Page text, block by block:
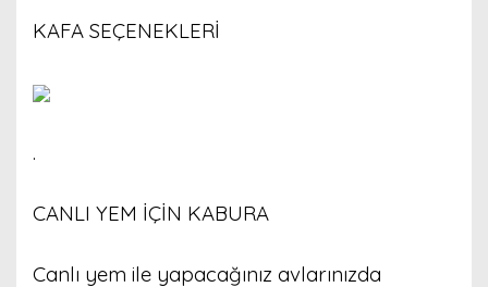
KAFA SEÇENEKLERİ
.
CANLI YEM İÇİN KABURA
Canlı yem ile yapacağınız avlarınızda